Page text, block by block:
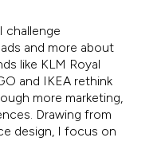
challenge
and more about
like KLM Royal
and IKEA rethink
more marketing,
Drawing from
design, I focus on